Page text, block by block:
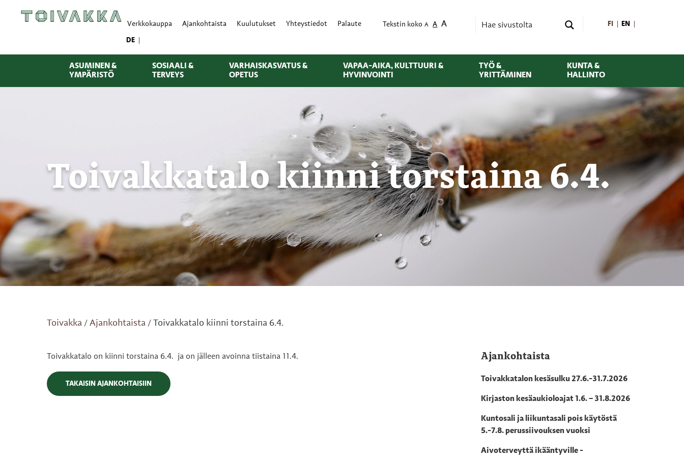
Verkkokauppa Ajankohtaista Kuulutukset Yhteystiedot Palaute Tekstin koko A A A FI EN
DE
ASUMINEN &
YMPÄRISTÖ
SOSIAALI &
TERVEYS
VARHAISKASVATUS &
OPETUS
VAPAA-AIKA, KULTTUURI &
HYVINVOINTI
TYÖ &
YRITTÄMINEN
KUNTA &
HALLINTO
Toivakkatalo kiinni torstaina 6.4.
Toivakka / Ajankohtaista / Toivakkatalo kiinni torstaina 6.4.
Toivakkatalo on kiinni torstaina 6.4. ja on jälleen avoinna tiistaina 11.4.
TAKAISIN AJANKOHTAISIIN
Ajankohtaista
Toivakkatalon kesäsulku 27.6.-31.7.2026
Kirjaston kesäaukioloajat 1.6. – 31.8.2026
Kuntosali ja liikuntasali pois käytöstä
5.-7.8. perussiivouksen vuoksi
Aivoterveyttä ikääntyville -